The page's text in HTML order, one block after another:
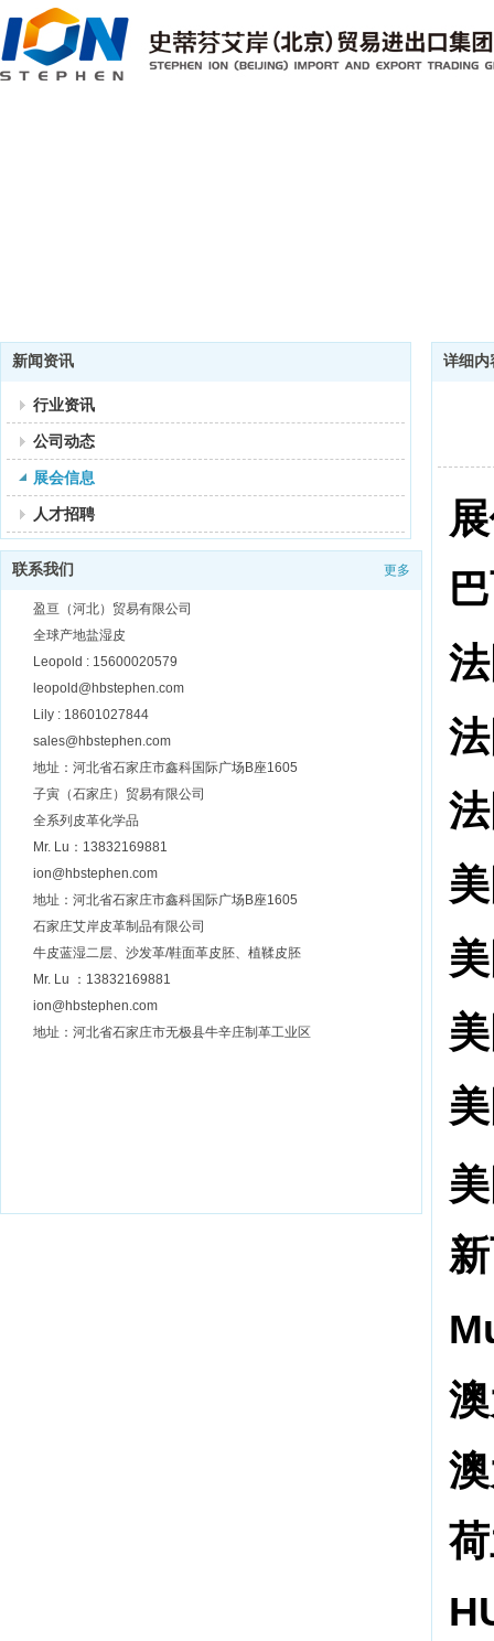
新闻资讯
行业资讯
公司动态
展会信息
人才招聘
联系我们 更多
盈亘（河北）贸易有限公司
全球产地盐湿皮
Leopold : 15600020579
leopold@hbstephen.com
Lily : 18601027844
sales@hbstephen.com
地址：河北省石家庄市鑫科国际广场B座1605
子寅（石家庄）贸易有限公司
全系列皮革化学品
Mr. Lu：13832169881
ion@hbstephen.com
地址：河北省石家庄市鑫科国际广场B座1605
石家庄艾岸皮革制品有限公司
牛皮蓝湿二层、沙发革/鞋面革皮胚、植鞣皮胚
Mr. Lu ：13832169881
ion@hbstephen.com
地址：河北省石家庄市无极县牛辛庄制革工业区
详细内